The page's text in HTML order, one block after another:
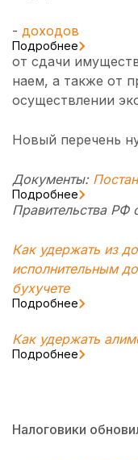
- доходов
Подробнее
от сдачи
наем, а также от
осуществлении
Новый перечень
Документы:
Подробнее
Правительства РФ
Как удержать из
исполнительным
бухучете
Подробнее
Как удержать
Подробнее
Налоговики